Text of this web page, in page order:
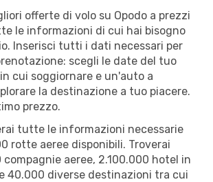
offerte di volo su Opodo a prezzi
le informazioni di cui hai bisogno
Inserisci tutti i dati necessari per
scegli le date del tuo
cui soggiornare e un'auto a
la destinazione a tuo piacere.
prezzo.
tutte le informazioni necessarie
rotte aeree disponibili. Troverai
aeree, 2.100.000 hotel in
40.000 diverse destinazioni tra cui